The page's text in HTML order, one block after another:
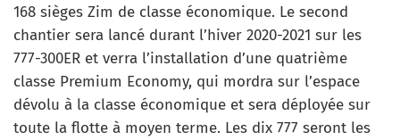
168 sièges Zim de classe économique. Le second
chantier sera lancé durant l’hiver 2020-2021 sur les
777-300ER et verra l’installation d’une quatrième
classe Premium Economy, qui mordra sur l’espace
dévolu à la classe économique et sera déployée sur
toute la flotte à moyen terme. Les dix 777 seront les